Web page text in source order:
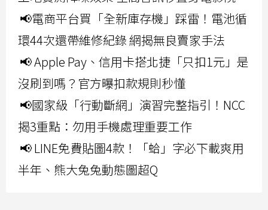
📢電商平台買「全新庫存機」踩雷！電池循
環44次還帶維修紀錄 網揭無良賣家手法
📢 Apple Pay、信用卡搭北捷「只扣1元」是
沒刷到嗎？官方曝扣款規則秒懂
📢國家級「行動斷網」演習完整指引！NCC
揭3重點：勿用手機處理重要工作
📢 LINE免費貼圖4款！「蛤」字必下載爽用
半年、熊大兔兔動態圖超Q